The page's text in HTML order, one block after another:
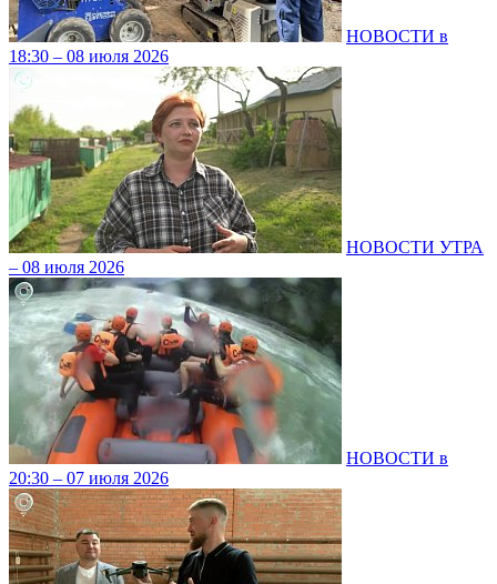
НОВОСТИ в
18:30 – 08 июля 2026
НОВОСТИ УТРА
– 08 июля 2026
НОВОСТИ в
20:30 – 07 июля 2026